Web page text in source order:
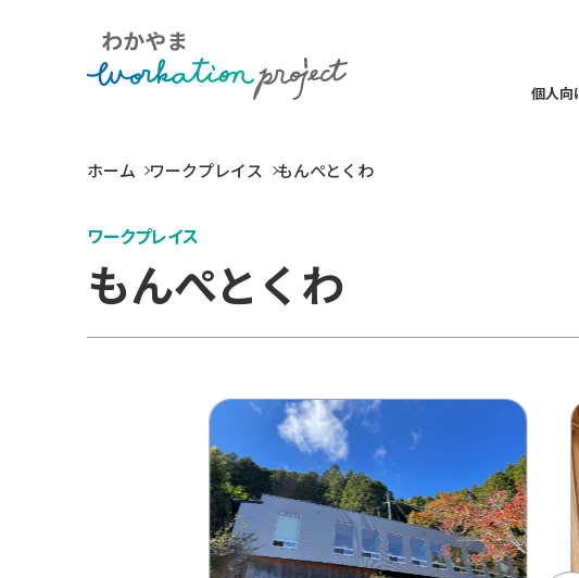
個人向
ホーム ワークプレイス もんぺとくわ
ワークプレイス
もんぺとくわ